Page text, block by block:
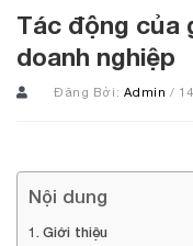
Tác động của
doanh nghiệp
Đăng Bởi: Admin/
Nội dung
Giới thiệu